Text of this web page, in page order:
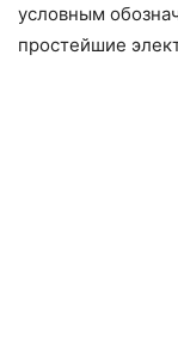
условным
простейшие